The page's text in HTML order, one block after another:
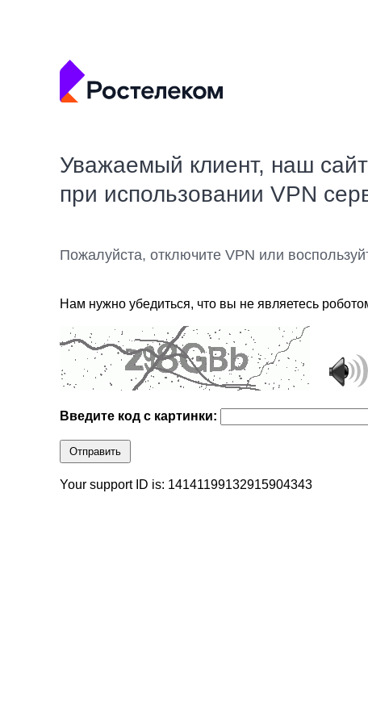
Уважаемый клиент, наш
при использовании VPN
Пожалуйста, отключите VPN или
Нам нужно убедиться, что вы не являетесь
Введите код с картинки:
Отправить
Your support ID is: 14141199132915904343